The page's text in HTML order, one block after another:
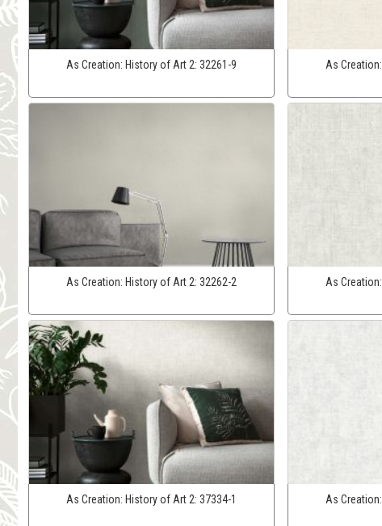
As Creation: History of Art 2: 32261-9 As Creation:
As Creation: History of Art 2: 32262-2 As Creation:
As Creation: History of Art 2: 37334-1 As Creation: